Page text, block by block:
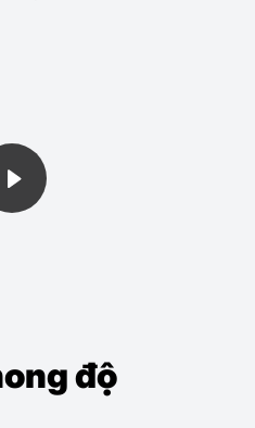
độ